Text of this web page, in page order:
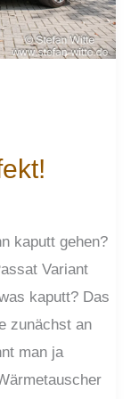
kaputt gehen?
Variant
kaputt? Das
zunächst an
man ja